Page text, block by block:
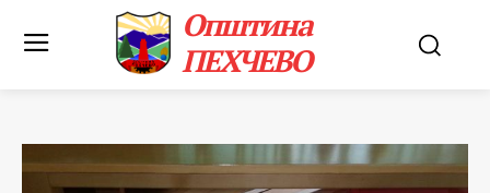
Општина
ПЕХЧЕВО